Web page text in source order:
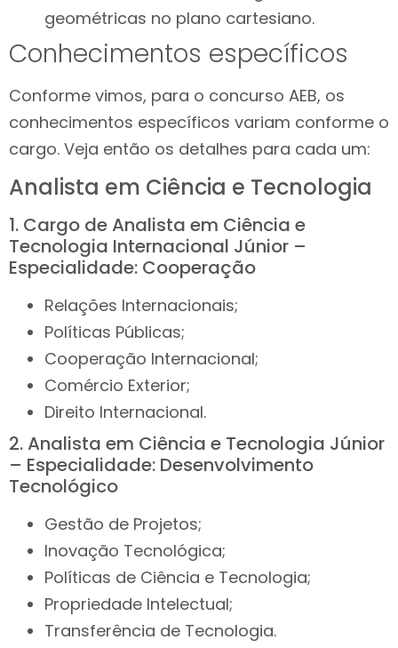
geométricas no plano cartesiano.
Conhecimentos específicos
Conforme vimos, para o concurso AEB, os
conhecimentos específicos variam conforme o
cargo. Veja então os detalhes para cada um:
Analista em Ciência e Tecnologia
1. Cargo de Analista em Ciência e
Tecnologia Internacional Júnior –
Especialidade: Cooperação
Relações Internacionais;
Políticas Públicas;
Cooperação Internacional;
Comércio Exterior;
Direito Internacional.
2. Analista em Ciência e Tecnologia Júnior
– Especialidade: Desenvolvimento
Tecnológico
Gestão de Projetos;
Inovação Tecnológica;
Políticas de Ciência e Tecnologia;
Propriedade Intelectual;
Transferência de Tecnologia.